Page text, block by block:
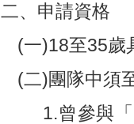
二、申請資格
(一)18至35歲
(二)團隊中須
1.曾參與